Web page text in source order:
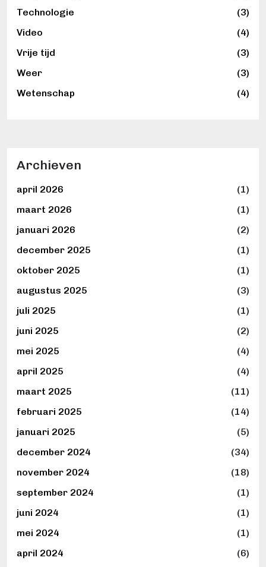
Technologie
(3)
Video
(4)
Vrije tijd
(3)
Weer
(3)
Wetenschap
(4)
Archieven
april 2026
(1)
maart 2026
(1)
januari 2026
(2)
december 2025
(1)
oktober 2025
(1)
augustus 2025
(3)
juli 2025
(1)
juni 2025
(2)
mei 2025
(4)
april 2025
(4)
maart 2025
(11)
februari 2025
(14)
januari 2025
(5)
december 2024
(34)
november 2024
(18)
september 2024
(1)
juni 2024
(1)
mei 2024
(1)
april 2024
(6)